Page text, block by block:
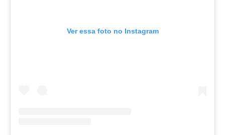
Ver essa foto no Instagram